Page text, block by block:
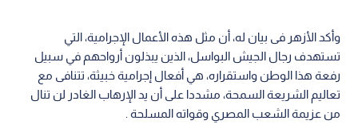
وأكد الأزهر فى بيان له، أن مثل هذه الأعمال الإجرامية، التي
تستهدف رجال الجيش البواسل، الذين يبذلون أرواحهم في سبيل
رفعة هذا الوطن واستقراره، هي أفعال إجرامية خبيثة، تتنافى مع
تعاليم الشريعة السمحة، مشددا على أن يد الإرهاب الغادر لن تنال
من عزيمة الشعب المصري وقواته المسلحة .